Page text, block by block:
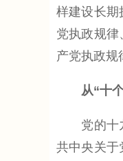
样建设长期
党执政规律
产党执政规
从“十
党的十九
共中央关于